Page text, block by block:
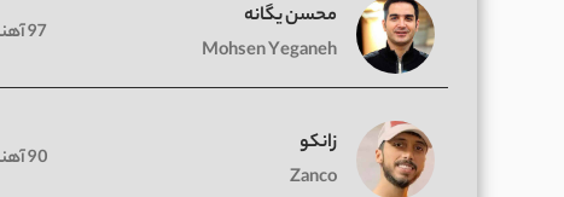
محسن یگانه
Mohsen Yeganeh
97 آهنگ
زانکو
Zanco
90 آهنگ